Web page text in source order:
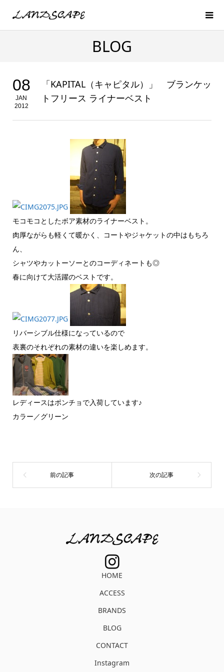
BLOG
08
JAN
2012
「KAPITAL（キャピタル）」 ブランケッ
トフリース ライナーベスト
モコモコとしたボア素材のライナーベスト。
肉厚ながらも軽くて暖かく、コートやジャケットの中はもちろ
ん、
シャツやカットーソーとのコーディネートも◎
春に向けて大活躍のベストです。
リバーシブル仕様になっているので
表裏のそれぞれの素材の違いを楽しめます。
レディースはポンチョで入荷しています♪
カラー／グリーン
HOME
ACCESS
BRANDS
BLOG
CONTACT
Instagram